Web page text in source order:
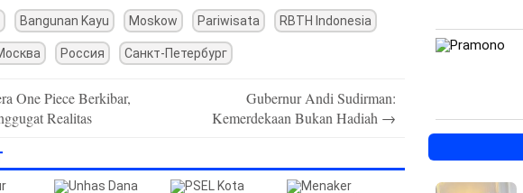
Bangunan Kayu Moskow Pariwisata RBTH Indonesia
Россия Санкт-Петербург
One Piece Berkibar,
Realitas
Gubernur Andi Sudirman:
Kemerdekaan Bukan Hadiah →